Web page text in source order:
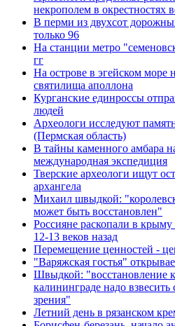
некрополем в окрестностях
В перми из двухсот
только 96
На станции метро
гг
На острове в эгейском море
святилища аполлона
Курганские единроссы
людей
Археологи исследуют
(Пермская область)
В тайны каменного амбара
международная экспедиция
Тверские археологи ищут
архангела
Михаил швыдкой:
может быть восстановлен"
Россияне раскопали в
12-13 веков назад
Перемещение ценностей -
"Варяжская гостья"
Швыдкой: "восстановление
калининграде надо
зрения"
Летний день в рязанском